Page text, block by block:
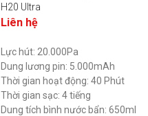
H20 Ultra
Liên hệ
Lực hút: 20.000Pa
Dung lương pin: 5.000mAh
Thời gian hoạt động: 40 Phút
Thời gian sạc: 4 tiếng
Dung tích bình nước bẩn: 650ml